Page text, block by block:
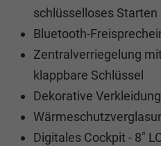
schlüsselloses Starten
Bluetooth-
Zentralverriegelung
klappbare Schlüssel
Dekorative
Digitales Cockpit - 8"